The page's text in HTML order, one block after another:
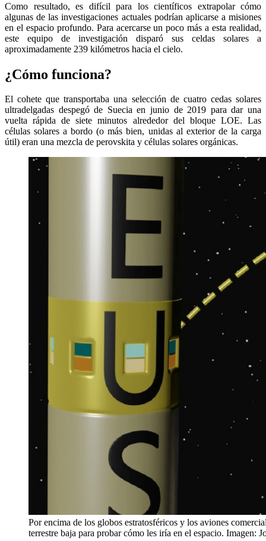
Como resultado, es difícil para los científicos extrapolar cómo
algunas de las investigaciones actuales podrían aplicarse a misiones
en el espacio profundo. Para acercarse un poco más a esta realidad,
este equipo de investigación disparó sus celdas solares a
aproximadamente 239 kilómetros hacia el cielo.
¿Cómo funciona?
El cohete que transportaba una selección de cuatro cedas solares
ultradelgadas despegó de Suecia en junio de 2019 para dar una
vuelta rápida de siete minutos alrededor del bloque LOE. Las
células solares a bordo (o más bien, unidas al exterior de la carga
útil) eran una mezcla de perovskita y células solares orgánicas.
Por encima de los globos estratosféricos y los aviones
terrestre baja para probar cómo les iría en el espacio. Imagen: